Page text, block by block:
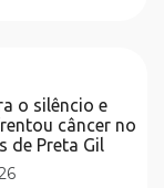
o silêncio e
câncer no
de Preta Gil